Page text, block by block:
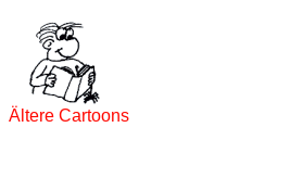
Ältere Cartoons